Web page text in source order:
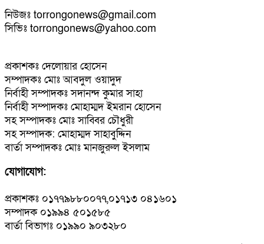
নিউজঃ torrongonews@gmail.com
সিভিঃ torrongonews@yahoo.com
প্রকাশকঃ দেলোয়ার হোসেন
সম্পাদকঃ মোঃ আবদুল ওয়াদুদ
নির্বাহী সম্পাদকঃ সদানন্দ কুমার সাহা
নির্বাহী সম্পাদকঃ মোহাম্মদ ইমরান হোসেন
সহ সম্পাদকঃ মোঃ সাব্বির চৌধুরী
সহ সম্পাদক: মোহাম্মদ সাহাবুদ্দিন
বার্তা সম্পাদকঃ মোঃ মানজুরুল ইসলাম
যোগাযোগ:
প্রকাশকঃ ০১৭৭৯৮৮০০৭৭,০১৭১৩ ০৪১৬০১
সম্পাদক ০১৯৯৪ ৫০১৫৮৫
বার্তা বিভাগঃ ০১৯৯০ ৯০৩২৮০